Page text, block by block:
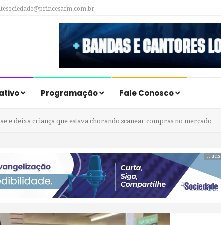
Programação Fale Conosco
e deixa criança que estava chorando scanear compras no mercado
tt ads